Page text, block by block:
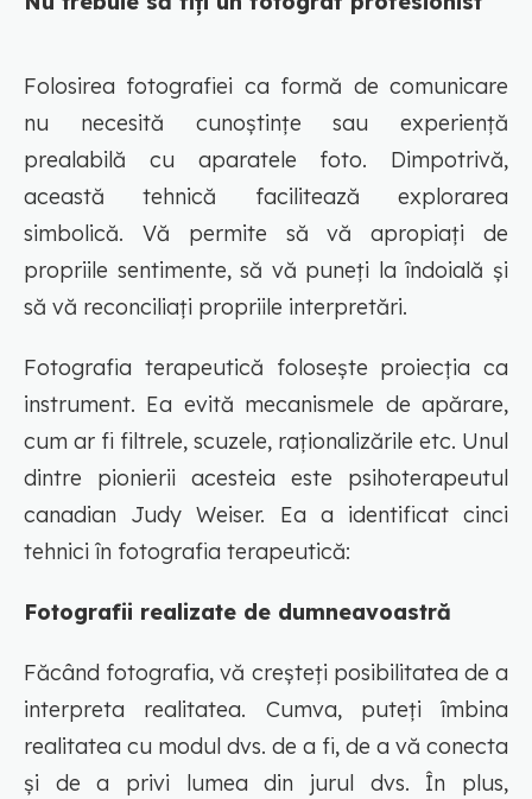
Folosirea fotografiei ca formă de comunicare
nu necesită cunoștințe sau experiență
prealabilă cu aparatele foto. Dimpotrivă,
această tehnică facilitează explorarea
simbolică. Vă permite să vă apropiați de
propriile sentimente, să vă puneți la îndoială și
să vă reconciliați propriile interpretări.
Fotografia terapeutică folosește proiecția ca
instrument. Ea evită mecanismele de apărare,
cum ar fi filtrele, scuzele, raționalizările etc. Unul
dintre pionierii acesteia este psihoterapeutul
canadian Judy Weiser. Ea a identificat cinci
tehnici în fotografia terapeutică:
Fotografii realizate de dumneavoastră
Făcând fotografia, vă creșteți posibilitatea de a
interpreta realitatea. Cumva, puteți îmbina
realitatea cu modul dvs. de a fi, de a vă conecta
și de a privi lumea din jurul dvs. În plus,